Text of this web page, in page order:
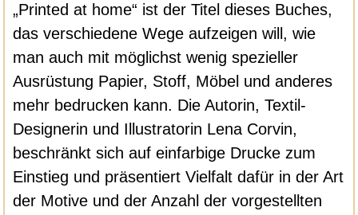
„Printed at home“ ist der Titel dieses Buches,
das verschiedene Wege aufzeigen will, wie
man auch mit möglichst wenig spezieller
Ausrüstung Papier, Stoff, Möbel und anderes
mehr bedrucken kann. Die Autorin, Textil-
Designerin und Illustratorin Lena Corvin,
beschränkt sich auf einfarbige Drucke zum
Einstieg und präsentiert Vielfalt dafür in der Art
der Motive und der Anzahl der vorgestellten